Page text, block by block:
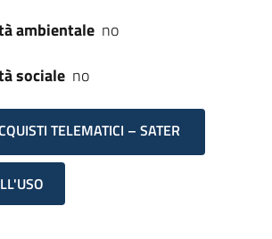
ambientale no
sociale no
TELEMATICI – SATER